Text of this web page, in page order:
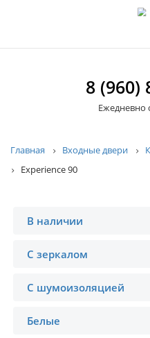
8 (960)
Ежедневно
Строка
навигации
Главная Входные двери
Experience 90
В наличии
С зеркалом
С шумоизоляцией
Белые